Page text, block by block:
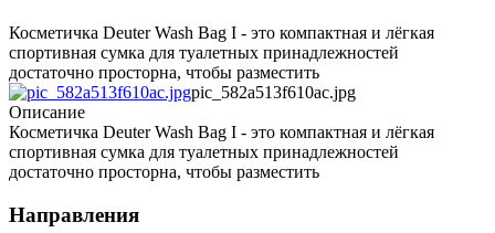
Косметичка Deuter Wash Bag I - это компактная и лёгкая
спортивная сумка для туалетных принадлежностей
достаточно просторна, чтобы разместить
pic_582a513f610ac.jpg
Описание
Косметичка Deuter Wash Bag I - это компактная и лёгкая
спортивная сумка для туалетных принадлежностей
достаточно просторна, чтобы разместить
Направления